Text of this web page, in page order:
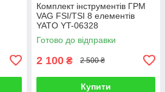
Комплект інструментів ГРМ
VAG FSI/TSI 8 елементів
YATO YT-06328
Готово до відправки
2 100 ₴ 2 500 ₴
Купити